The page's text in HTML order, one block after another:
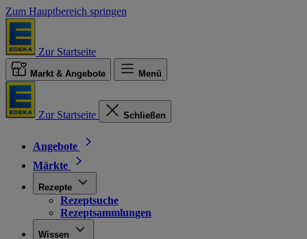
Zum Hauptbereich springen
Zur Startseite
Markt & Angebote Menü
Zur Startseite Schließen
Angebote
Märkte
Rezepte
Rezeptsuche
Rezeptsammlungen
Wissen